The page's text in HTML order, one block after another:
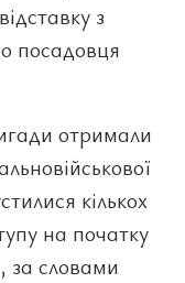
з
посадовця
отримали
кількох
на початку
за словами